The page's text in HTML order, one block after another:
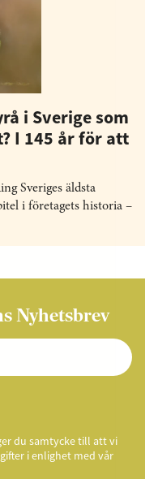
i Sverige som
I 145 år för att
Sveriges äldsta
i företagets historia –
Nyhetsbrev
du samtycke till att vi
i enlighet med vår